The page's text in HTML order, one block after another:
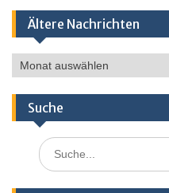
Ältere Nachrichten
Ältere
Nachrichten
Suche
Search
for: